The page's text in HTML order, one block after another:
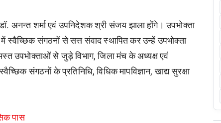
अनन्त शर्मा एवं उपनिदेशक श्री संजय झाला होंगे। उपभोक्ता
स्वैच्छिक संगठनों से सत्त संवाद स्थापित कर उन्हें उपभोक्ता
उपभोक्ताओं से जुड़े विभाग, जिला मंच के अध्यक्ष एवं
संगठनों के प्रतिनिधि, विधिक मापविज्ञान, खाद्य सुरक्षा
पास